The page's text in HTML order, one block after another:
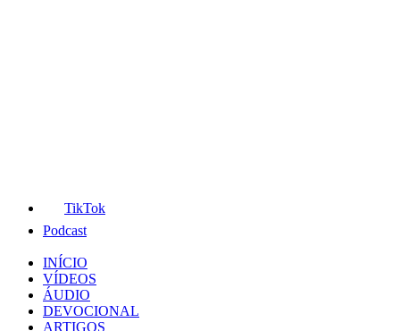
TikTok
Podcast
INÍCIO
VÍDEOS
ÁUDIO
DEVOCIONAL
ARTIGOS